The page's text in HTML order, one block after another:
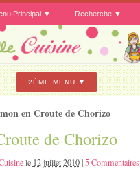
Principal Recherche
2ÈME MENU
en Croute de Chorizo
de Chorizo
le 12 juillet 2010| 5 Commentaires